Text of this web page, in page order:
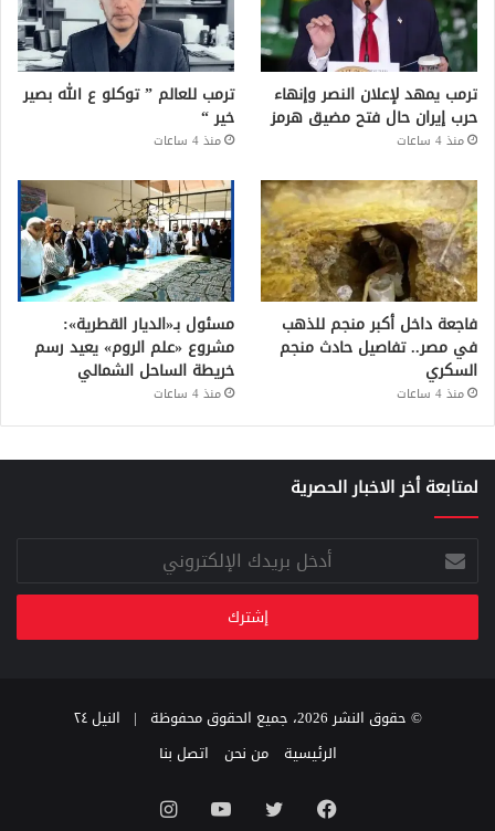
ترمب يمهد لإعلان النصر وإنهاء
حرب إيران حال فتح مضيق هرمز
منذ 4 ساعات
ترمب للعالم ” توكلو ع الله بصير
خير “
منذ 4 ساعات
فاجعة داخل أكبر منجم للذهب
في مصر.. تفاصيل حادث منجم
السكري
منذ 4 ساعات
مسئول بـ«الديار القطرية»:
مشروع «علم الروم» يعيد رسم
خريطة الساحل الشمالي
منذ 4 ساعات
لمتابعة أخر الاخبار الحصرية
أدخل
بريدك
الإلكتروني
© حقوق النشر 2026، جميع الحقوق محفوظة |
النيل ٢٤
الرئيسية
من نحن اتصل بنا
فيسبوك تويتر يوتيوب